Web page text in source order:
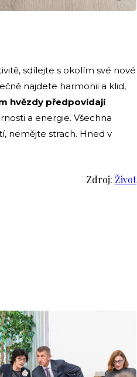
sdílejte s okolím své nové
najdete harmonii a klid,
hvězdy předpovídají
a energie. Všechna
nemějte strach. Hned v
Zdroj: Život